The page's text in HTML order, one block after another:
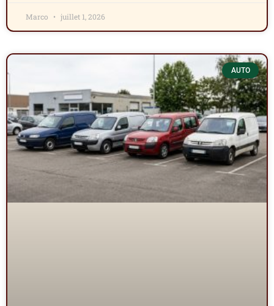
Marco juillet 1, 2026
AUTO